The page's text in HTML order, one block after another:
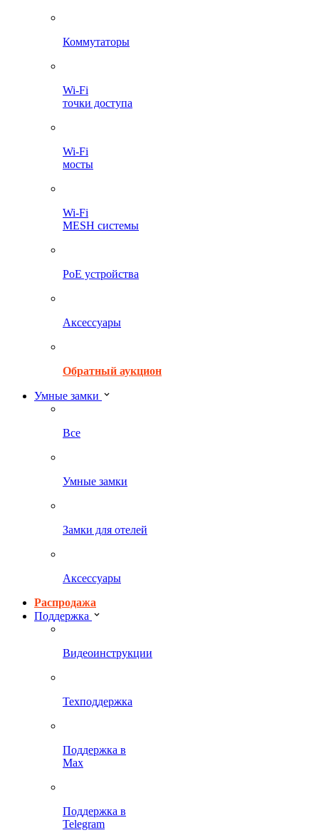
Коммутаторы
Wi-Fi
точки доступа
Wi-Fi
мосты
Wi-Fi
MESH системы
PoE устройства
Аксессуары
Обратный аукцион
Умные замки
Все
Умные замки
Замки для отелей
Аксессуары
Распродажа
Поддержка
Видеоинструкции
Техподдержка
Поддержка в
Max
Поддержка в
Telegram